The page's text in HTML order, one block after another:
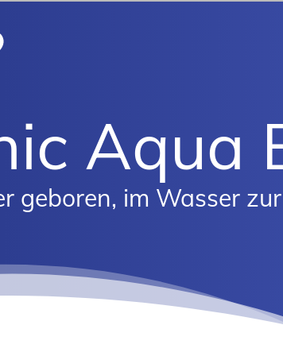
Aqua
geboren, im Wasser